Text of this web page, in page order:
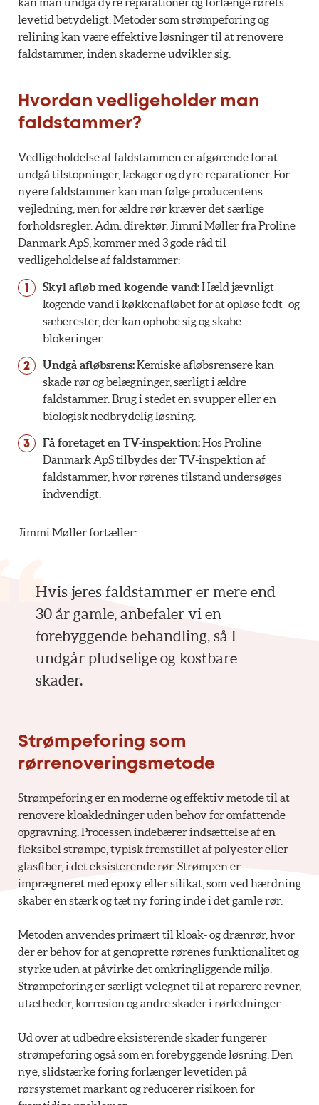
levetid betydeligt. Metoder som strømpeforing og
relining kan være effektive løsninger til at renovere
faldstammer, inden skaderne udvikler sig.
Hvordan vedligeholder man
faldstammer?
Vedligeholdelse af faldstammen er afgørende for at
undgå tilstopninger, lækager og dyre reparationer. For
nyere faldstammer kan man følge producentens
vejledning, men for ældre rør kræver det særlige
forholdsregler. Adm. direktør, Jimmi Møller fra Proline
Danmark ApS, kommer med 3 gode råd til
vedligeholdelse af faldstammer:
Skyl afløb med kogende vand:Hæld jævnligt
kogende vand i køkkenafløbet for at opløse fedt- og
sæberester, der kan ophobe sig og skabe
blokeringer.
Undgå afløbsrens:Kemiske afløbsrensere kan
skade rør og belægninger, særligt i ældre
faldstammer. Brug i stedet en svupper eller en
biologisk nedbrydelig løsning.
Få foretaget en TV-inspektion:Hos Proline
Danmark ApS tilbydes der TV-inspektion af
faldstammer, hvor rørenes tilstand undersøges
indvendigt.
Jimmi Møller fortæller:
Hvis jeres faldstammer er mere end
30 år gamle, anbefaler vi en
forebyggende behandling, så I
undgår pludselige og kostbare
skader.
Strømpeforing som
rørrenoveringsmetode
Strømpeforing er en moderne og effektiv metode til at
renovere kloakledninger uden behov for omfattende
opgravning. Processen indebærer indsættelse af en
fleksibel strømpe, typisk fremstillet af polyester eller
glasfiber, i det eksisterende rør. Strømpen er
imprægneret med epoxy eller silikat, som ved hærdning
skaber en stærk og tæt ny foring inde i det gamle rør.
Metoden anvendes primært til kloak- og drænrør, hvor
der er behov for at genoprette rørenes funktionalitet og
styrke uden at påvirke det omkringliggende miljø.
Strømpeforing er særligt velegnet til at reparere revner,
utætheder, korrosion og andre skader i rørledninger.
Ud over at udbedre eksisterende skader fungerer
strømpeforing også som en forebyggende løsning. Den
nye, slidstærke foring forlænger levetiden på
rørsystemet markant og reducerer risikoen for